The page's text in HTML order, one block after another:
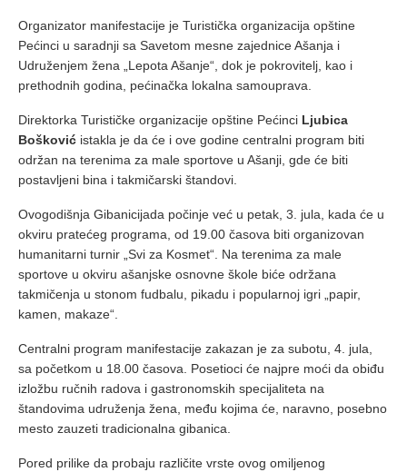
Organizator manifestacije je Turistička organizacija opštine
Pećinci u saradnji sa Savetom mesne zajednice Ašanja i
Udruženjem žena „Lepota Ašanje“, dok je pokrovitelj, kao i
prethodnih godina, pećinačka lokalna samouprava.
Direktorka Turističke organizacije opštine Pećinci Ljubica
Bošković istakla je da će i ove godine centralni program biti
održan na terenima za male sportove u Ašanji, gde će biti
postavljeni bina i takmičarski štandovi.
Ovogodišnja Gibanicijada počinje već u petak, 3. jula, kada će u
okviru pratećeg programa, od 19.00 časova biti organizovan
humanitarni turnir „Svi za Kosmet“. Na terenima za male
sportove u okviru ašanjske osnovne škole biće održana
takmičenja u stonom fudbalu, pikadu i popularnoj igri „papir,
kamen, makaze“.
Centralni program manifestacije zakazan je za subotu, 4. jula,
sa početkom u 18.00 časova. Posetioci će najpre moći da obiđu
izložbu ručnih radova i gastronomskih specijaliteta na
štandovima udruženja žena, među kojima će, naravno, posebno
mesto zauzeti tradicionalna gibanica.
Pored prilike da probaju različite vrste ovog omiljenog